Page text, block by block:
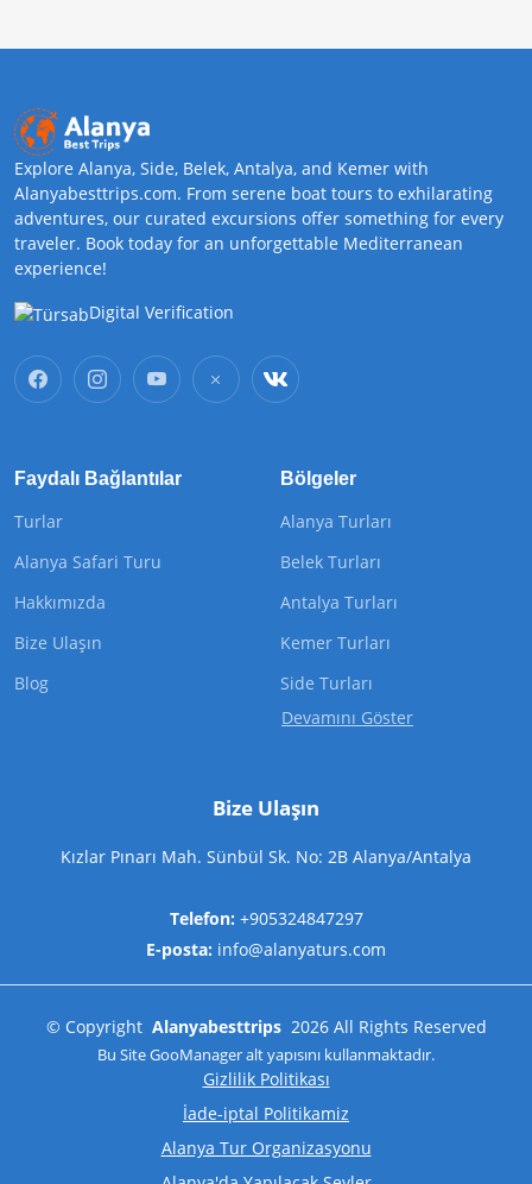
Explore Alanya, Side, Belek, Antalya, and Kemer with
Alanyabesttrips.com. From serene boat tours to exhilarating
adventures, our curated excursions offer something for every
traveler. Book today for an unforgettable Mediterranean
experience!
Digital Verification
Faydalı Bağlantılar
Turlar
Alanya Safari Turu
Hakkımızda
Bize Ulaşın
Blog
Bölgeler
Alanya Turları
Belek Turları
Antalya Turları
Kemer Turları
Side Turları
Devamını Göster
Bize Ulaşın
Kızlar Pınarı Mah. Sünbül Sk. No: 2B Alanya/Antalya
Telefon: +905324847297
E-posta: info@alanyaturs.com
© Copyright Alanyabesttrips 2026 All Rights Reserved
Bu SiteGooManageralt yapısını kullanmaktadır.
Gizlilik Politikası
İade-iptal Politikamiz
Alanya Tur Organizasyonu